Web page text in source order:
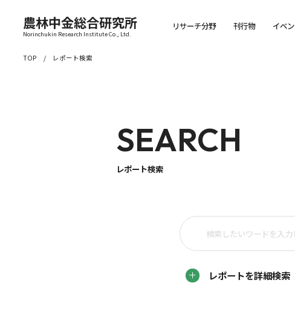
農林中金総合研究所
Norinchukin Research Institute Co., Ltd.
リサーチ分野 刊行物 イベ
TOP レポート検索
SEARCH
レポート検索
レポートを詳細検索